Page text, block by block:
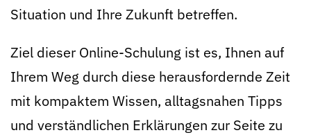
Situation und Ihre Zukunft betreffen.
Ziel dieser Online-Schulung ist es, Ihnen auf
Ihrem Weg durch diese herausfordernde Zeit
mit kompaktem Wissen, alltagsnahen Tipps
und verständlichen Erklärungen zur Seite zu